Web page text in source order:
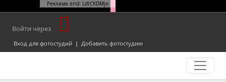
Реклама erid: LdtCKDMjo
Войти через
Вход для фотостудий | Добавить фотостудию